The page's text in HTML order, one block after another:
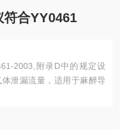
符合YY0461
2003,附录D中的规定设
泄漏流量，适用于麻醉导